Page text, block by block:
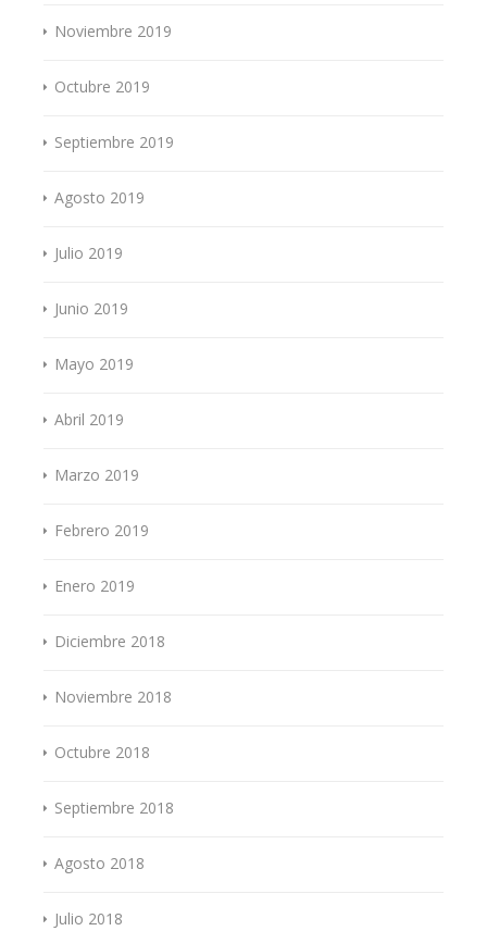
Noviembre 2019
Octubre 2019
Septiembre 2019
Agosto 2019
Julio 2019
Junio 2019
Mayo 2019
Abril 2019
Marzo 2019
Febrero 2019
Enero 2019
Diciembre 2018
Noviembre 2018
Octubre 2018
Septiembre 2018
Agosto 2018
Julio 2018